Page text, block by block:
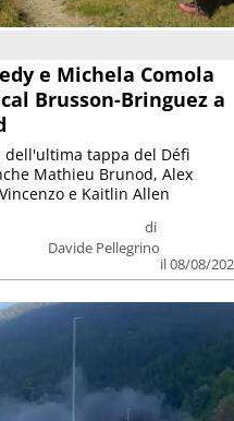
e Michela Comola
Brusson-Bringuez a
di
Davide Pellegrino
il 08/08/
dell'ultima tappa del Défì
Mathieu Brunod, Alex
e Kaitlin Allen